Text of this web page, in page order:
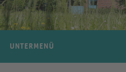
UNTERMENÜ